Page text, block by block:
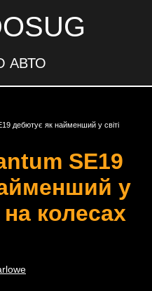
АВТО
дебютує як найменший у світі
SE19
у
на колесах